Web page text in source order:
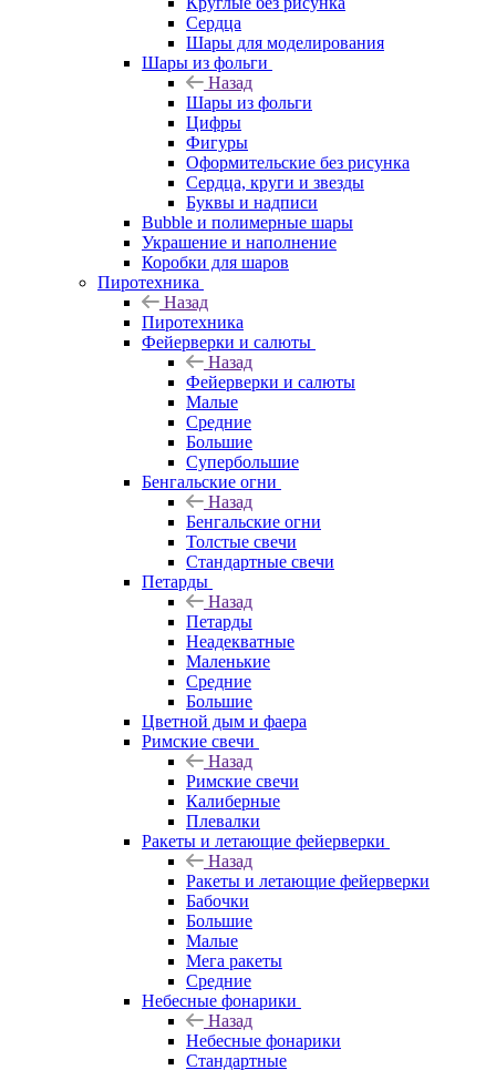
Сердца
Шары для моделирования
Шары из фольги
Назад
Шары из фольги
Цифры
Фигуры
Оформительские без рисунка
Сердца, круги и звезды
Буквы и надписи
Bubble и полимерные шары
Украшение и наполнение
Коробки для шаров
Пиротехника
Назад
Пиротехника
Фейерверки и салюты
Назад
Фейерверки и салюты
Малые
Средние
Большие
Супербольшие
Бенгальские огни
Назад
Бенгальские огни
Толстые свечи
Стандартные свечи
Петарды
Назад
Петарды
Неадекватные
Маленькие
Средние
Большие
Цветной дым и фаера
Римские свечи
Назад
Римские свечи
Калиберные
Плевалки
Ракеты и летающие фейерверки
Назад
Ракеты и летающие фейерверки
Бабочки
Большие
Малые
Мега ракеты
Средние
Небесные фонарики
Назад
Небесные фонарики
Стандартные